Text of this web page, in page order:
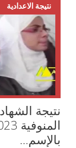
نتيجة الاعدادية
نتيجة
بالإسم...